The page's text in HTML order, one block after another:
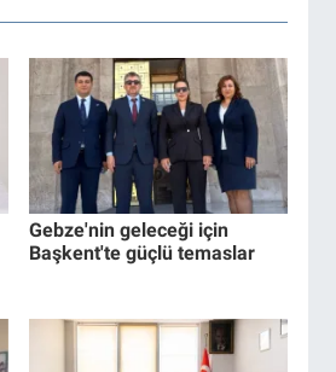
Gebze'nin geleceği için
Başkent'te güçlü temaslar